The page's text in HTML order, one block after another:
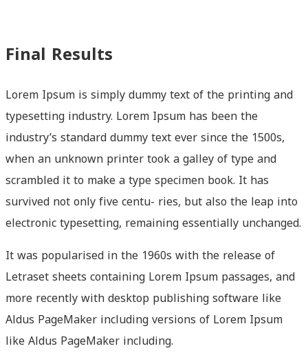
Final Results
Lorem Ipsum is simply dummy text of the printing and
typesetting industry. Lorem Ipsum has been the
industry’s standard dummy text ever since the 1500s,
when an unknown printer took a galley of type and
scrambled it to make a type specimen book. It has
survived not only five centu- ries, but also the leap into
electronic typesetting, remaining essentially unchanged.
It was popularised in the 1960s with the release of
Letraset sheets containing Lorem Ipsum passages, and
more recently with desktop publishing software like
Aldus PageMaker including versions of Lorem Ipsum
like Aldus PageMaker including.